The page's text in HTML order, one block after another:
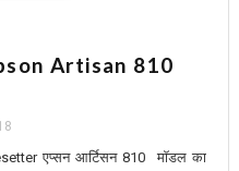
Artisan 810
एप्सन आर्टिसन 810 मॉडल का